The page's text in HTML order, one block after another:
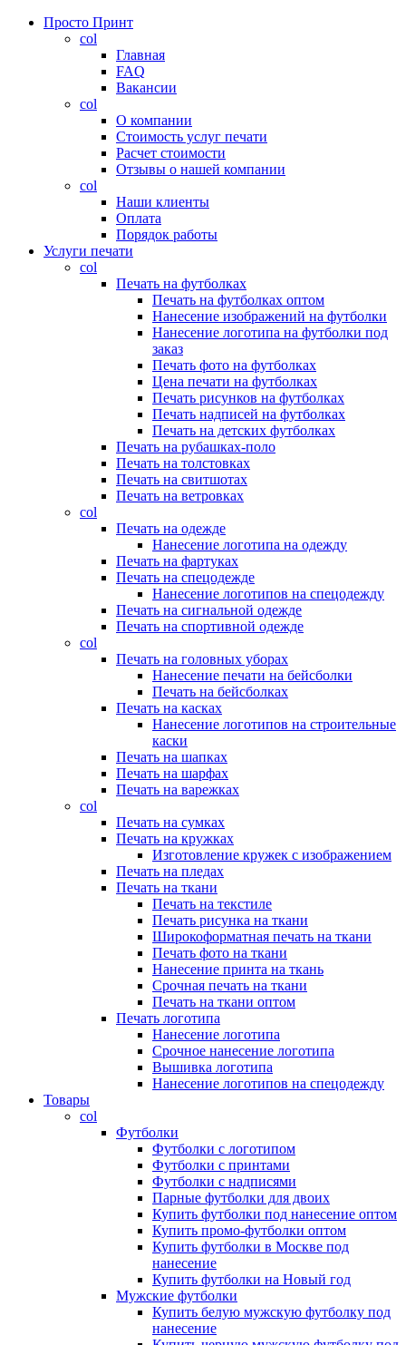
Просто Принт
col
Главная
FAQ
Вакансии
col
О компании
Стоимость услуг печати
Расчет стоимости
Отзывы о нашей компании
col
Наши клиенты
Оплата
Порядок работы
Услуги печати
col
Печать на футболках
Печать на футболках оптом
Нанесение изображений на футболки
Нанесение логотипа на футболки под
заказ
Печать фото на футболках
Цена печати на футболках
Печать рисунков на футболках
Печать надписей на футболках
Печать на детских футболках
Печать на рубашках-поло
Печать на толстовках
Печать на свитшотах
Печать на ветровках
col
Печать на одежде
Нанесение логотипа на одежду
Печать на фартуках
Печать на спецодежде
Нанесение логотипов на спецодежду
Печать на сигнальной одежде
Печать на спортивной одежде
col
Печать на головных уборах
Нанесение печати на бейсболки
Печать на бейсболках
Печать на касках
Нанесение логотипов на строительные
каски
Печать на шапках
Печать на шарфах
Печать на варежках
col
Печать на сумках
Печать на кружках
Изготовление кружек с изображением
Печать на пледах
Печать на ткани
Печать на текстиле
Печать рисунка на ткани
Широкоформатная печать на ткани
Печать фото на ткани
Нанесение принта на ткань
Срочная печать на ткани
Печать на ткани оптом
Печать логотипа
Нанесение логотипа
Срочное нанесение логотипа
Вышивка логотипа
Нанесение логотипов на спецодежду
Товары
col
Футболки
Футболки с логотипом
Футболки с принтами
Футболки с надписями
Парные футболки для двоих
Купить футболки под нанесение оптом
Купить промо-футболки оптом
Купить футболки в Москве под
нанесение
Купить футболки на Новый год
Мужские футболки
Купить белую мужскую футболку под
нанесение